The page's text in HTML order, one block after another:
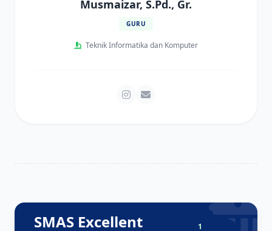
Musmaizar, S.Pd., Gr.
GURU
Teknik Informatika dan Komputer
SMAS Excellent 1